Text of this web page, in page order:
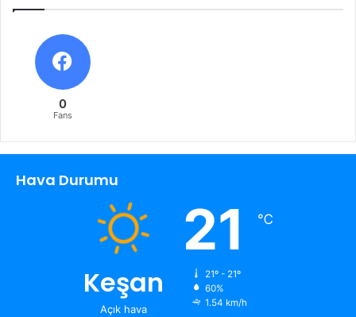
0
Fans
Hava Durumu
Keşan
Açık hava
21 ℃
21º - 21º
60%
1.54 km/h